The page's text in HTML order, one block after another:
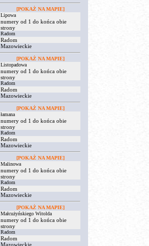
[POKAŻ NA MAPIE]
Lipowa
numery od 1 do końca obie
strony
Radom
Radom
Mazowieckie
[POKAŻ NA MAPIE]
Listopadowa
numery od 1 do końca obie
strony
Radom
Radom
Mazowieckie
[POKAŻ NA MAPIE]
łamana
numery od 1 do końca obie
strony
Radom
Radom
Mazowieckie
[POKAŻ NA MAPIE]
Malinowa
numery od 1 do końca obie
strony
Radom
Radom
Mazowieckie
[POKAŻ NA MAPIE]
Małcużyńskiego Witolda
numery od 1 do końca obie
strony
Radom
Radom
Mazowieckie